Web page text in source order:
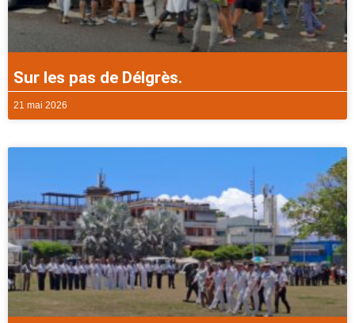
Sur les pas de Délgrès.
21 mai 2026